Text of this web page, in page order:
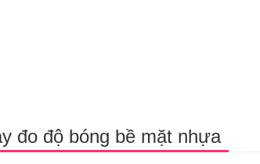
đo độ bóng bề mặt nhựa